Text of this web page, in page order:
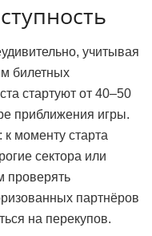
учитывая
билетных
стартуют от 40–50
приближения игры.
моменту старта
сектора или
проверять
партнёров
на перекупов.